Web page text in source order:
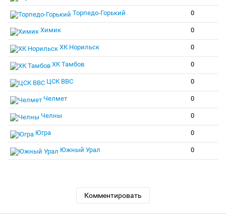
Торпедо-Горький 0
Химик 0
ХК Норильск 0
ХК Тамбов 0
ЦСК ВВС 0
Челмет 0
Челны 0
Югра 0
Южный Урал 0
Комментировать